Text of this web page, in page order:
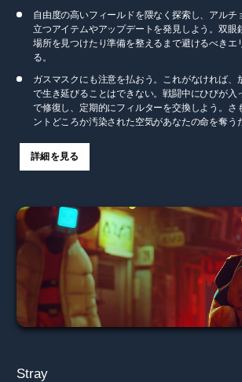
自由度の高いフィールドを隈なく探索し、アルチ
立つアイテムやアップデートを発見しよう。双眼
場所を見つけたり準備を整えるまで避けるべきエ
る。
ガスマスクにも注意を払おう。これがなければ、
で生き延びることはできない。戦闘中にひびが入
で修復し、定期的にフィルターを交換しよう。さ
ントどころか汚染された空気があなたの命を奪う
詳細を見る
Stray